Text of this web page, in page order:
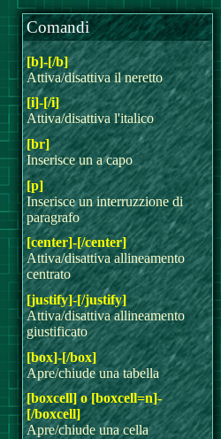
Comandi
[b]-[/b]
Attiva/disattiva il neretto
[i]-[/i]
Attiva/disattiva l'italico
[br]
Inserisce un a capo
[p]
Inserisce un interruzzione di
paragrafo
[center]-[/center]
Attiva/disattiva allineamento
centrato
[justify]-[/justify]
Attiva/disattiva allineamento
giustificato
[box]-[/box]
Apre/chiude una tabella
[boxcell] o [boxcell=n]-
[/boxcell]
Apre/chiude una cella